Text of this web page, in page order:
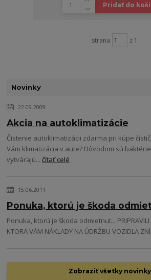
Pridať do
strana z 1
Novinky
22.09.2009
Akcia na autoklimatizácie
Čistenie autoklimatizácii zdarma pri kúpe
Vám klimatizácia v aute? Dôvodom sú
vytvárajú...čítať celé
15.06.2011
Ponuka, ktorú je škoda
Ponuka, ktorú je škoda odmietnut... PRIPRAVILI
KTORÁ VÁM NÁKLADY NA ÚDRŽBU VOZIDLA
Zobraziť všetky novinky